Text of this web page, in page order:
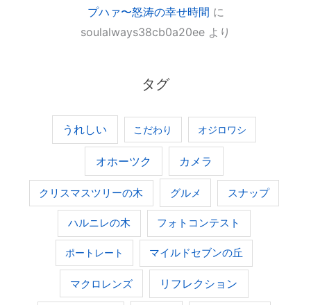
プハァ〜怒涛の幸せ時間 に
soulalways38cb0a20ee より
タグ
うれしい こだわり オジロワシ
オホーツク カメラ
クリスマスツリーの木 グルメ スナップ
ハルニレの木 フォトコンテスト
ポートレート マイルドセブンの丘
マクロレンズ リフレクション